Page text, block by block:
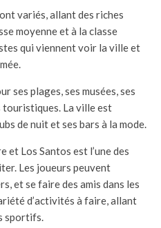
variés, allant des riches
moyenne et à la classe
qui viennent voir la ville et
ses plages, ses musées, ses
La ville est
de nuit et ses bars à la mode.
et Los Santos est l’une des
Les joueurs peuvent
et se faire des amis dans les
d’activités à faire, allant
sportifs.